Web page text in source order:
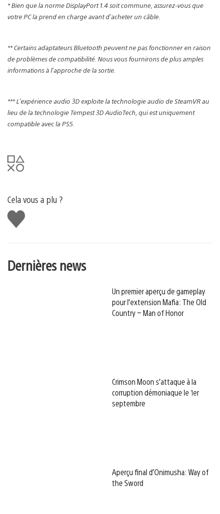
* Bien que la norme DisplayPort 1.4 soit commune, assurez-vous que
votre PC la prend en charge avant d’acheter un câble.
** Certains adaptateurs Bluetooth peuvent ne pas fonctionner en raison
de problèmes de compatibilité. Nous vous fournirons de plus amples
informations à l’approche de la sortie.
*** L’expérience audio 3D exploite la technologie audio de SteamVR au
lieu de la technologie Tempest 3D AudioTech, qui est uniquement
compatible avec la PS5.
Cela vous a plu ?
J'aime
Dernières news
Un premier aperçu de gameplay
pour l’extension Mafia: The Old
Country – Man of Honor
Crimson Moon s’attaque à la
corruption démoniaque le 1er
septembre
Aperçu final d’Onimusha: Way of
the Sword